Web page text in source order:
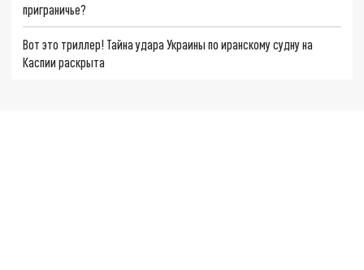
приграничье?
Вот это триллер! Тайна удара Украины по иранскому судну на
Каспии раскрыта